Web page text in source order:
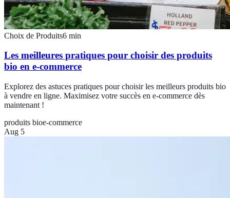
Choix de Produits6 min
Les meilleures pratiques pour choisir des produits
bio en e-commerce
Explorez des astuces pratiques pour choisir les meilleurs produits bio
à vendre en ligne. Maximisez votre succès en e-commerce dès
maintenant !
produits bioe-commerce
Aug 5